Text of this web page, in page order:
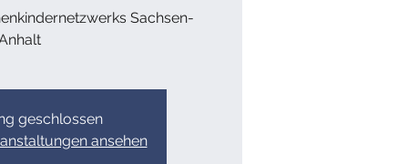
Sachsen-
geschlossen
ansehen